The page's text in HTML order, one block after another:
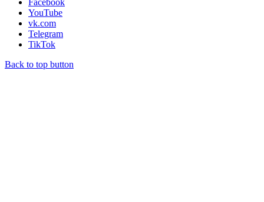
Facebook
YouTube
vk.com
Telegram
TikTok
Back to top button